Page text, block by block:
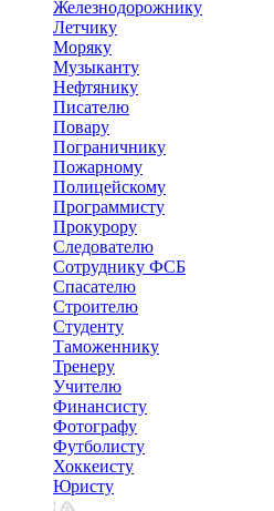
Железнодорожнику
Летчику
Моряку
Музыканту
Нефтянику
Писателю
Повару
Пограничнику
Пожарному
Полицейскому
Программисту
Прокурору
Следователю
Сотруднику ФСБ
Спасателю
Строителю
Студенту
Таможеннику
Тренеру
Учителю
Финансисту
Фотографу
Футболисту
Хоккеисту
Юристу